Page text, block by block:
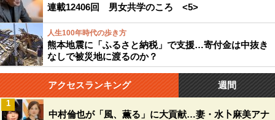
連載12406回 男女共学のころ <5>
人生100年時代の歩き方
熊本地震に「ふるさと納税」で支援…寄付金は中抜き
なしで被災地に渡るのか？
アクセスランキング 週間
中村倫也が「風、薫る」に大貢献…妻・水卜麻美アナ
1